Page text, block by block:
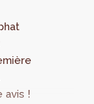
avis !